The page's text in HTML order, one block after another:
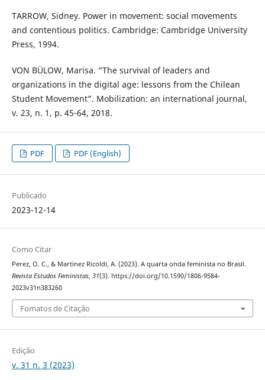
TARROW, Sidney. Power in movement: social movements
and contentious politics. Cambridge: Cambridge University
Press, 1994.
VON BÜLOW, Marisa. “The survival of leaders and
organizations in the digital age: lessons from the Chilean
Student Movement”. Mobilization: an international journal,
v. 23, n. 1, p. 45-64, 2018.
PDF PDF (English)
Publicado
2023-12-14
Como Citar
Perez, O. C., & Martinez Ricoldi, A. (2023). A quarta onda feminista no Brasil.
Revista Estudos Feministas, 31(3). https://doi.org/10.1590/1806-9584-
2023v31n383260
Fomatos de Citação
Edição
v. 31 n. 3 (2023)